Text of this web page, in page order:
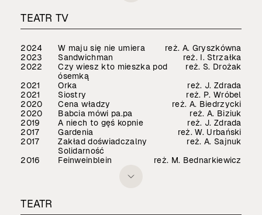
TEATR TV
2024 W maju się nie umiera
reż. A. Gryszkówna
2023
Sandwichman
reż. I. Strzałka
2022
Czy wiesz kto mieszka pod
ósemką
reż. S. Drożak
2021
Orka
reż. J. Zdrada
2021
Siostry
reż. P. Wróbel
2020
Cena władzy
reż. A. Biedrzycki
2020
Babcia mówi pa.pa
reż. A. Biziuk
2019
A niech to gęś kopnie
reż. J. Zdrada
2017
Gardenia
reż. W. Urbański
2017
Zakład doświadczalny
Solidarność
reż. A. Sajnuk
2016
Feinweinblein reż. M. Bednarkiewicz
TEATR